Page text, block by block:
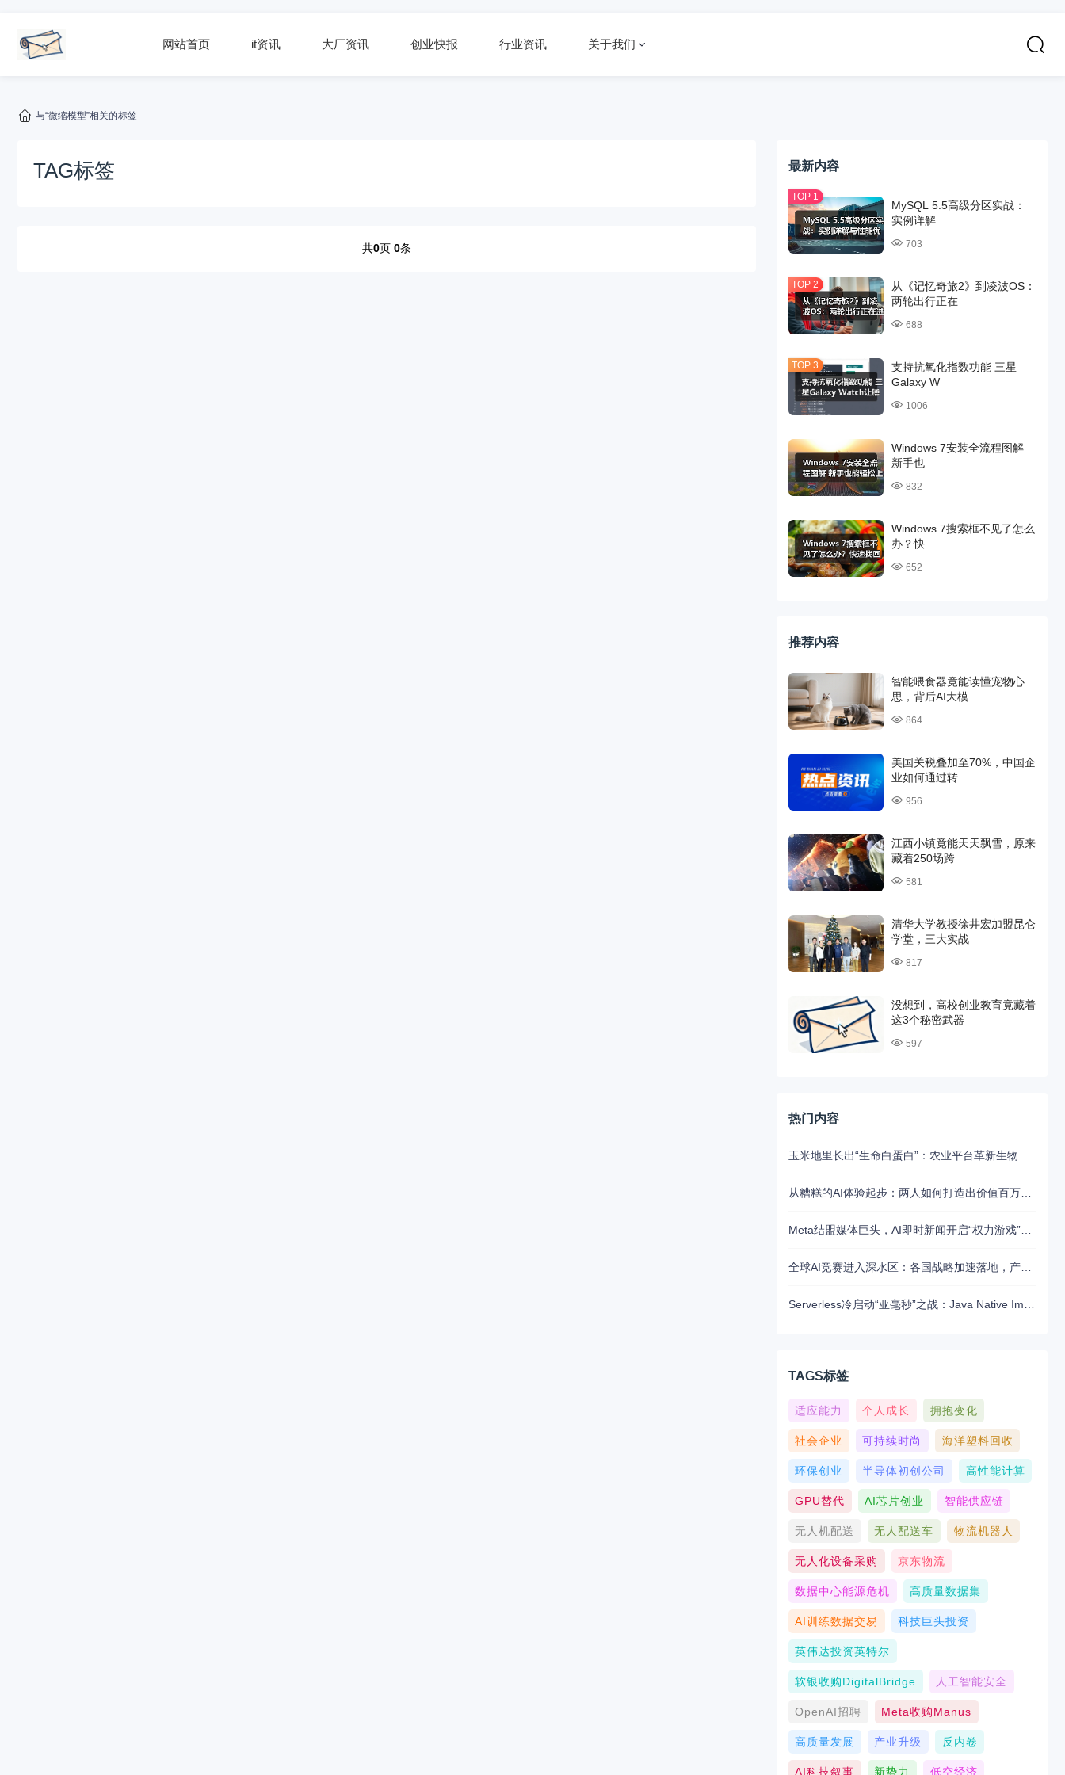
网站首页 it资讯 大厂资讯 创业快报 行业资讯 关于我们
与“微缩模型”相关的标签
TAG标签
共0页 0条
最新内容
MySQL 5.5高级分区实战：
实例详解
703
从《记忆奇旅2》到凌波OS：
两轮出行正在
688
支持抗氧化指数功能 三星
Galaxy W
1006
Windows 7安装全流程图解
新手也
832
Windows 7搜索框不见了怎么
办？快
652
推荐内容
智能喂食器竟能读懂宠物心
思，背后AI大模
864
美国关税叠加至70%，中国企
业如何通过转
956
江西小镇竟能天天飘雪，原来
藏着250场跨
581
清华大学教授徐井宏加盟昆仑
学堂，三大实战
817
没想到，高校创业教育竟藏着
这3个秘密武器
597
热门内容
从糟糕的AI体验起步：两人如何打造出价值百万美元的UX写作助手
Meta结盟媒体巨头，AI即时新闻开启“权力游戏”新江湖
全球AI竞赛进入深水区：各国战略加速落地，产业融合与算力争夺白热化
TAGS标签
适应能力 个人成长 拥抱变化
社会企业 可持续时尚 海洋塑料回收
环保创业 半导体初创公司 高性能计算
GPU替代 AI芯片创业 智能供应链
无人机配送 无人配送车 物流机器人
无人化设备采购 京东物流
数据中心能源危机 高质量数据集
AI训练数据交易 科技巨头投资
英伟达投资英特尔
软银收购DigitalBridge 人工智能安全
OpenAI招聘 Meta收购Manus
高质量发展 产业升级 反内卷
AI科技叙事 新势力 低空经济